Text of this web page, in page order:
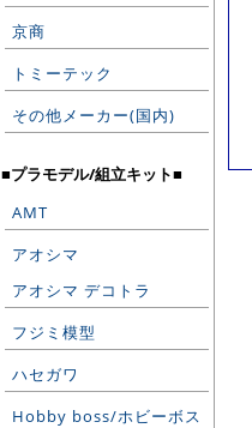
京商
トミーテック
その他メーカー(国内)
■プラモデル/組立キット■
AMT
アオシマ
アオシマ デコトラ
フジミ模型
ハセガワ
Hobby boss/ホビーボス